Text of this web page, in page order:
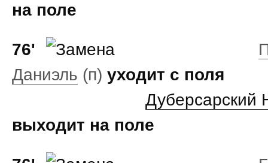
на поле
76'
Даниэль (п) уходит с поля
Дуберсарский
выходит на поле